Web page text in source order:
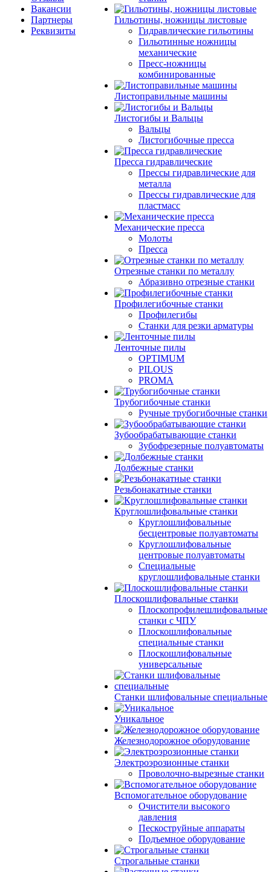
Вакансии
Партнеры
Реквизиты
Гильотины, ножницы листовые
Гидравлические гильотины
Гильотинные ножницы
механические
Пресс-ножницы
комбинированные
Листоправильные машины
Листогибы и Вальцы
Вальцы
Листогибочные пресса
Пресса гидравлические
Прессы гидравлические для
металла
Прессы гидравлические для
пластмасс
Механические пресса
Молоты
Пресса
Отрезные станки по металлу
Абразивно отрезные станки
Профилегибочные станки
Профилегибы
Станки для резки арматуры
Ленточные пилы
OPTIMUM
PILOUS
PROMA
Трубогибочные станки
Ручные трубогибочные станки
Зубообрабатывающие станки
Зубофрезерные полуавтоматы
Долбежные станки
Резьбонакатные станки
Круглошлифовальные станки
Круглошлифовальные
бесцентровые полуавтоматы
Круглошлифовальные
центровые полуавтоматы
Специальные
круглошлифовальные станки
Плоскошлифовальные станки
Плоскопрофилешлифовальные
станки с ЧПУ
Плоскошлифовальные
специальные станки
Плоскошлифовальные
универсальные
Станки шлифовальные специальные
Уникальное
Железнодорожное оборудование
Электроэрозионные станки
Проволочно-вырезные станки
Вспомогательное оборудование
Очистители высокого
давления
Пескоструйные аппараты
Подъемное оборудование
Строгальные станки